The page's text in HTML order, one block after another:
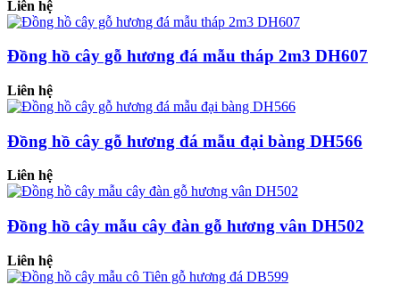
Liên hệ
Đồng hồ cây gỗ hương đá mẫu tháp 2m3 DH607
Liên hệ
Đồng hồ cây gỗ hương đá mẫu đại bàng DH566
Liên hệ
Đồng hồ cây mẫu cây đàn gỗ hương vân DH502
Liên hệ